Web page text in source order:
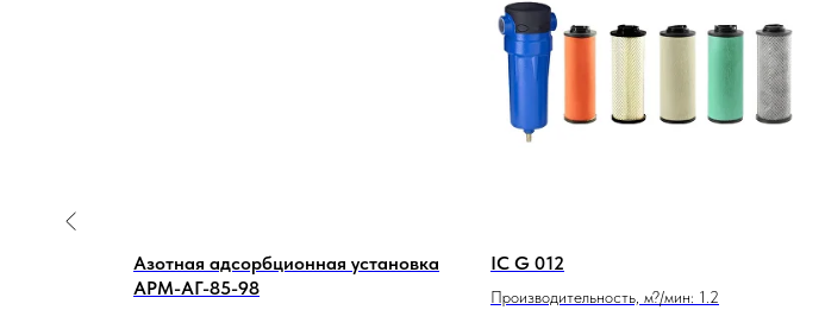
Азотная адсорбционная установка
АРМ-АГ-85-98
IC G 012
Производительность, м?/мин: 1.2